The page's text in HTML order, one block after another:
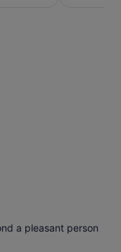
a pleasant person